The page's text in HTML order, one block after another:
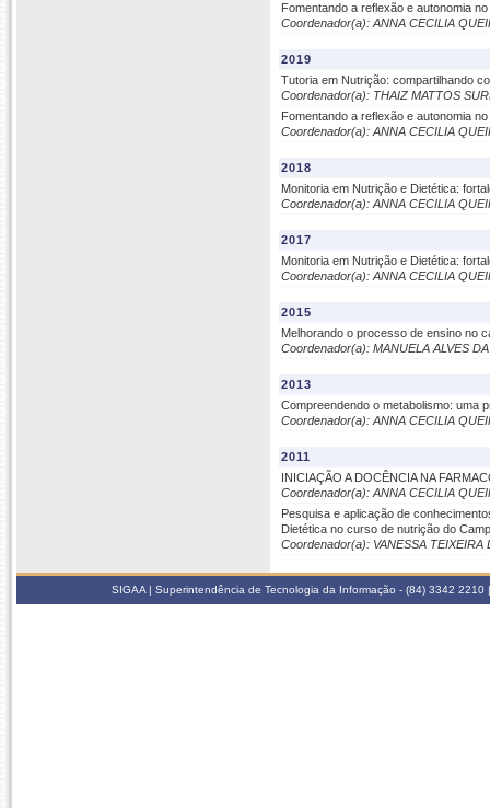
Fomentando a reflexão e autonomia
Coordenador(a): ANNA CECILIA
2019
Tutoria em Nutrição: compartilhando
Coordenador(a): THAIZ MATTOS
Fomentando a reflexão e autonomia
Coordenador(a): ANNA CECILIA
2018
Monitoria em Nutrição e Dietética:
Coordenador(a): ANNA CECILIA
2017
Monitoria em Nutrição e Dietética:
Coordenador(a): ANNA CECILIA
2015
Melhorando o processo de ensino no
Coordenador(a): MANUELA ALVES
2013
Compreendendo o metabolismo: uma
Coordenador(a): ANNA CECILIA
2011
INICIAÇÃO A DOCÊNCIA NA
Coordenador(a): ANNA CECILIA
Pesquisa e aplicação de
Dietética no curso de nutrição do
Coordenador(a): VANESSA TEIXEIRA
SIGAA | Superintendência de Tecnologia da Informação - (84) 3342